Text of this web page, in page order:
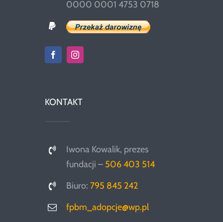
0000 0001 4753 0718
KONTAKT
Iwona Kowalik, prezes
fundacji – 506 403 514
Biuro:795 845 242
fpbm_adopcje@wp.pl